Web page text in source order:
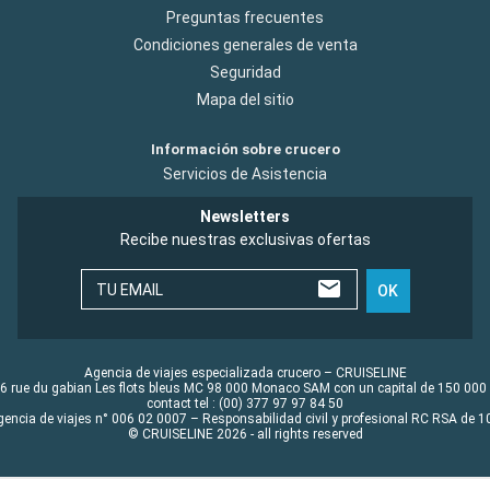
Preguntas frecuentes
Condiciones generales de venta
Seguridad
Mapa del sitio
Información sobre crucero
Servicios de Asistencia
Newsletters
Recibe nuestras exclusivas ofertas
TU EMAIL OK
Agencia de viajes especializada crucero – CRUISELINE
rue du gabian Les flots bleus MC 98 000 Monaco SAM con un capital de 150 000
contact tel : (00) 377 97 97 84 50
de viajes n° 006 02 0007 – Responsabilidad civil y profesional RC RSA de
© CRUISELINE 2026 - all rights reserved